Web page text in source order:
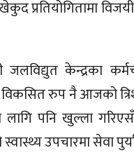
प्रतियोगितामा
केन्द्रका
रुप नै आजको
पनि खुल्ला
उपचारमा सेवा